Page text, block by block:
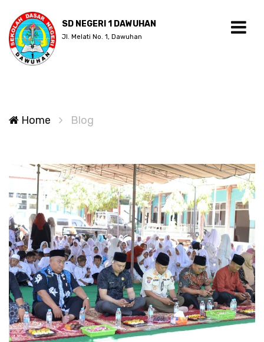
SD NEGERI 1 DAWUHAN
Jl. Melati No. 1, Dawuhan
Home Blog